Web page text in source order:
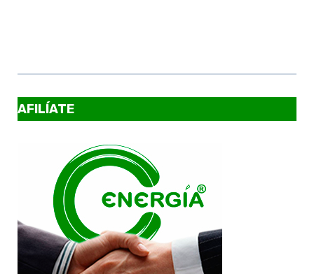
AFILÍATE